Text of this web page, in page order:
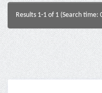
Results 1-1 of 1 (Search time: